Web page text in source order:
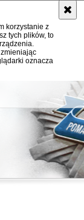
korzystanie z
tych plików, to
oznacza